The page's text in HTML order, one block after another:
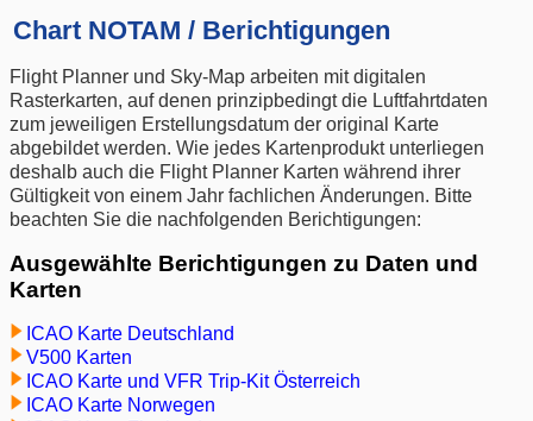
Chart NOTAM / Berichtigungen
Flight Planner und Sky-Map arbeiten mit digitalen
Rasterkarten, auf denen prinzipbedingt die Luftfahrtdaten
zum jeweiligen Erstellungsdatum der original Karte
abgebildet werden. Wie jedes Kartenprodukt unterliegen
deshalb auch die Flight Planner Karten während ihrer
Gültigkeit von einem Jahr fachlichen Änderungen. Bitte
beachten Sie die nachfolgenden Berichtigungen:
Ausgewählte Berichtigungen zu Daten und
Karten
ICAO Karte Deutschland
V500 Karten
ICAO Karte und VFR Trip-Kit Österreich
ICAO Karte Norwegen